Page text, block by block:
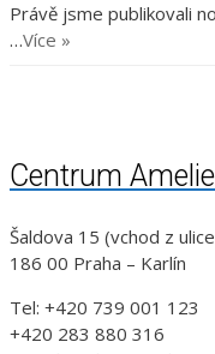
Právě jsme publikovali
…Více »
Centrum
Šaldova 15 (vchod z
186 00 Praha – Karlín
Tel: +420 739 001 123
+420 283 880 316